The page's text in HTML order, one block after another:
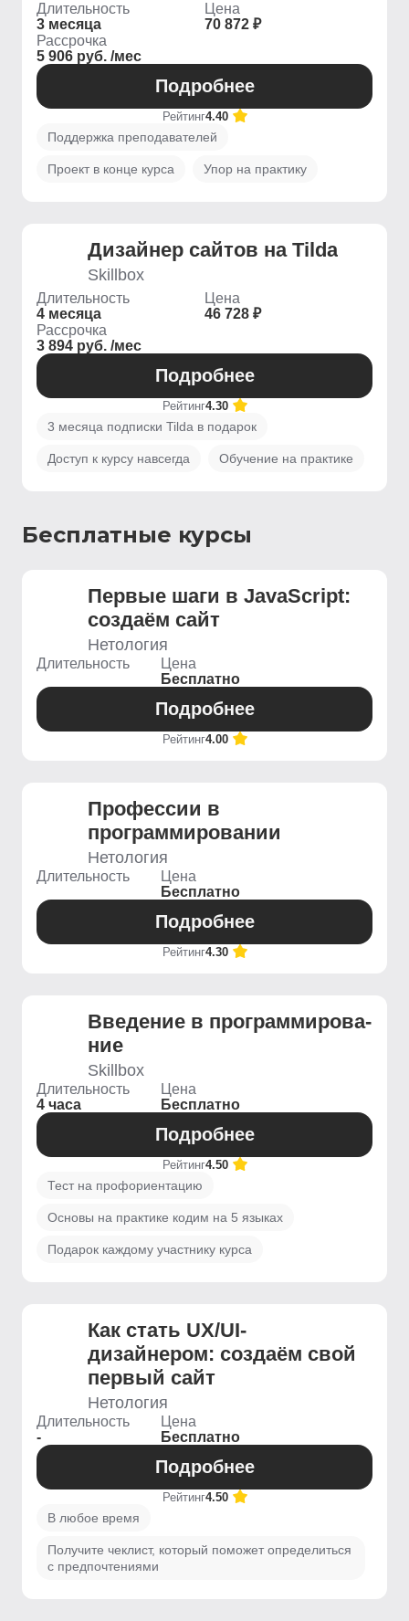
Длительность
3 месяца
Цена
70 872 ₽
Рассрочка
5 906 руб. /мес
Подробнее
Рейтинг4.40
Поддержка преподавателей
Проект в конце курса Упор на практику
Дизайнер сайтов на Tilda
Skillbox
Длительность
4 месяца
Цена
46 728 ₽
Рассрочка
3 894 руб. /мес
Подробнее
Рейтинг4.30
3 месяца подписки Tilda в подарок
Доступ к курсу навсегда Обучение на практике
Бесплатные курсы
Первые шаги в JavaScript:
создаём сайт
Нетология
Длительность
Цена
Бесплатно
Подробнее
Рейтинг4.00
Профессии в
программировании
Нетология
Длительность
Цена
Бесплатно
Подробнее
Рейтинг4.30
Введение ­в программирова­
ние
Skillbox
Длительность
4 часа
Цена
Бесплатно
Подробнее
Рейтинг4.50
Тест на профориентацию
Основы на практике кодим на 5 языках
Подарок каждому участнику курса
Как стать UX/UI-
дизайнером: создаём свой
первый сайт
Нетология
Длительность
-
Цена
Бесплатно
Подробнее
Рейтинг4.50
В любое время
Получите чеклист, который поможет определиться
с предпочтениями